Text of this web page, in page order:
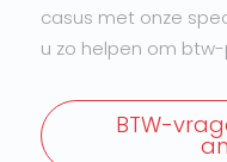
casus met onze
u zo helpen om
BTW-